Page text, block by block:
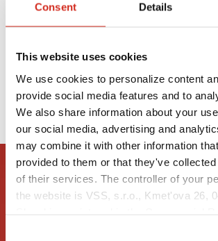
Consent Details
This website uses cookies
We use cookies to personalize content
provide social media features and to
We also share information about your
our social media, advertising and
may combine it with other information
provided to them or that they've
of their services. The controller of your
the website is VSS, s.r.o., Kmet'ova 26,
UTK SÚ TERAZ DOSTUPNÉ Z
NÍZKOUHLÍKOVEJ OCELE
19 MÁJA 2025
PREČÍTAJTE SI VIAC